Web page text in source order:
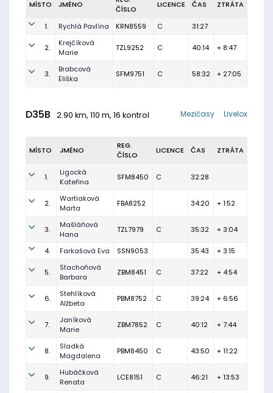
MÍSTO JMÉNO
ČÍSLO
LICENCE ČAS ZTRÁTA
1. Rychlá Pavlína KRN8559 C 31:27
2.
Krejčíková
Marie
TZL9252 C 40:14 + 8:47
3.
Brabcová
Eliška
SFM9751 C 58:32 + 27:05
D35B 2.90 km, 110 m, 16 kontrol Livelox
Mezičasy
MÍSTO JMÉNO
REG.
ČÍSLO
LICENCE ČAS ZTRÁTA
1.
Ligocká
Kateřina
SFM8450 C 32:28
2.
Wartiaková
Marta
FBA8252 34:20 + 1:52
3.
Mašláňová
Hana
TZL7979 C 35:32 + 3:04
4. Farkašová Eva SSN9053 35:43 + 3:15
5.
Stachoňová
Barbara
ZBM8451 C 37:22 + 4:54
6.
Stehlíková
Alžbeta
PBM8752 C 39:24 + 6:56
7.
Janíková
Marie
ZBM7852 C 40:12 + 7:44
8.
Sladká
Magdalena
PBM8450 C 43:50 + 11:22
9.
Hubáčková
Renata
LCE8151 C 46:21 + 13:53